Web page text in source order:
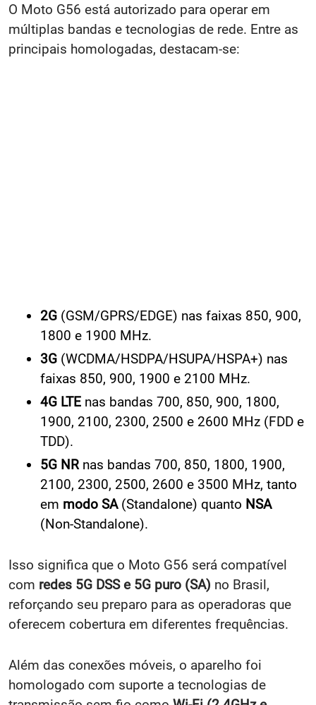
O Moto G56 está autorizado para operar em
múltiplas bandas e tecnologias de rede. Entre as
principais homologadas, destacam-se:
2G (GSM/GPRS/EDGE) nas faixas 850, 900,
1800 e 1900 MHz.
3G (WCDMA/HSDPA/HSUPA/HSPA+) nas
faixas 850, 900, 1900 e 2100 MHz.
4G LTE nas bandas 700, 850, 900, 1800,
1900, 2100, 2300, 2500 e 2600 MHz (FDD e
TDD).
5G NRnas bandas 700, 850, 1800, 1900,
2100, 2300, 2500, 2600 e 3500 MHz, tanto
em modo SA(Standalone) quanto NSA
(Non-Standalone).
Isso significa que o Moto G56 será compatível
com redes 5G DSS e 5G puro (SA) no Brasil,
reforçando seu preparo para as operadoras que
oferecem cobertura em diferentes frequências.
Além das conexões móveis, o aparelho foi
homologado com suporte a tecnologias de